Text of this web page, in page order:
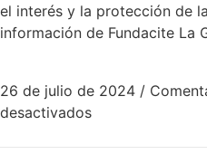
el interés y la protección de
información de Fundacite La
26 de julio de 2024 /
desactivados